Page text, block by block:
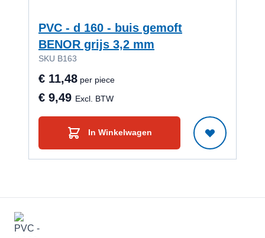
PVC - d 160 - buis gemoft
BENOR grijs 3,2 mm
SKU B163
€ 11,48 per piece
€ 9,49 Excl. BTW
In Winkelwagen